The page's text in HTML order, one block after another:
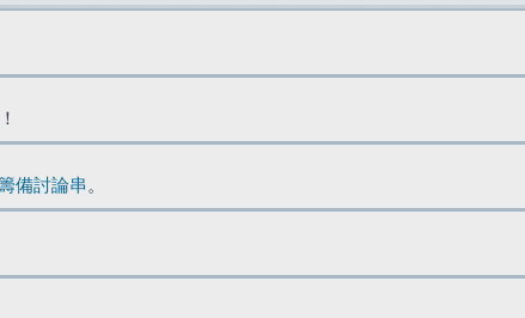
備討論串 。